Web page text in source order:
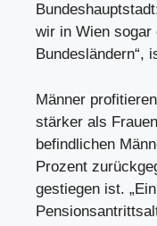
wir in Wien sogar
Bundesländern“,
Männer
stärker als
befindlichen
Prozent
gestiegen ist.